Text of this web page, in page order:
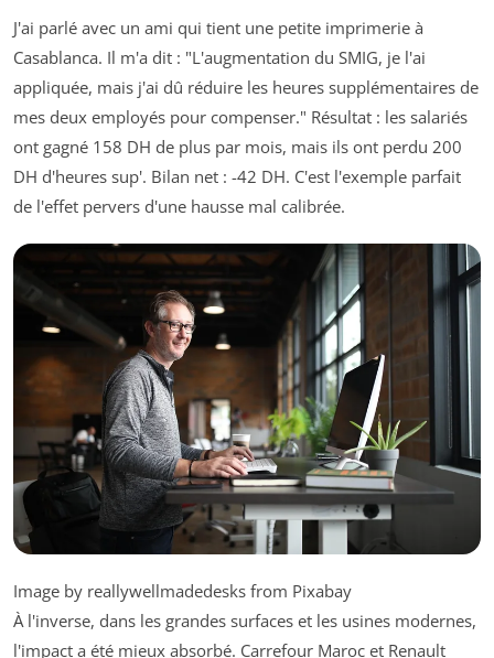
J'ai parlé avec un ami qui tient une petite imprimerie à
Casablanca. Il m'a dit : "L'augmentation du SMIG, je l'ai
appliquée, mais j'ai dû réduire les heures supplémentaires de
mes deux employés pour compenser." Résultat : les salariés
ont gagné 158 DH de plus par mois, mais ils ont perdu 200
DH d'heures sup'. Bilan net : -42 DH. C'est l'exemple parfait
de l'effet pervers d'une hausse mal calibrée.
Image by reallywellmadedesks from Pixabay
À l'inverse, dans les grandes surfaces et les usines modernes,
l'impact a été mieux absorbé. Carrefour Maroc et Renault